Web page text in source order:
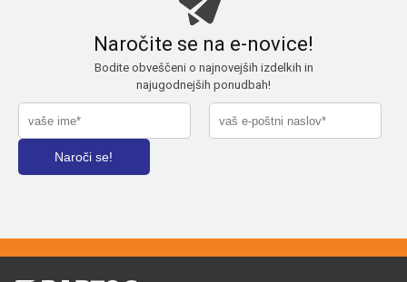
Naročite se na e-novice!
Bodite obveščeni o najnovejših izdelkih in
najugodnejših ponudbah!